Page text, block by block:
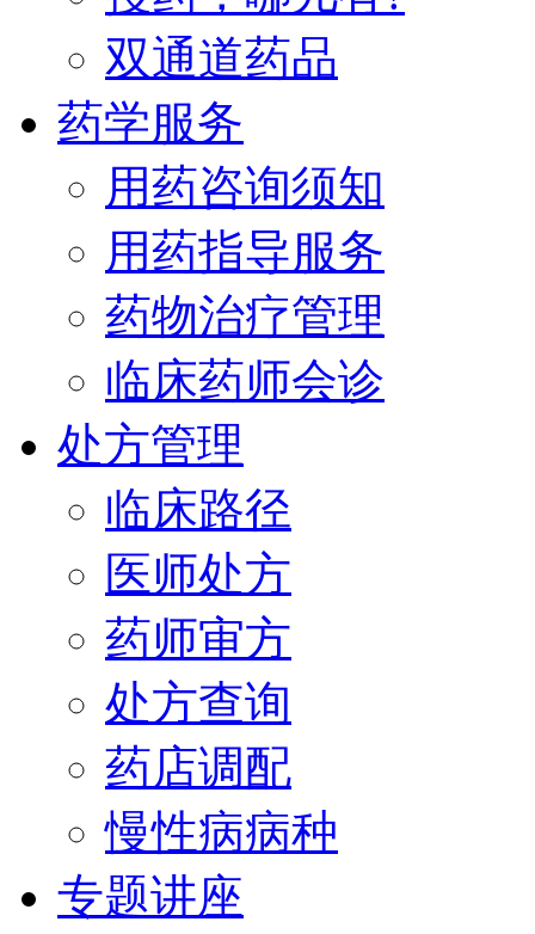
双通道药品
药学服务
用药咨询须知
用药指导服务
药物治疗管理
临床药师会诊
处方管理
临床路径
医师处方
药师审方
处方查询
药店调配
慢性病病种
专题讲座